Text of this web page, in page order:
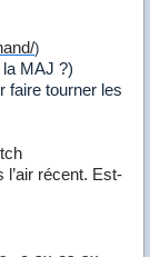
)
MAJ ?)
tourner les
récent. Est-